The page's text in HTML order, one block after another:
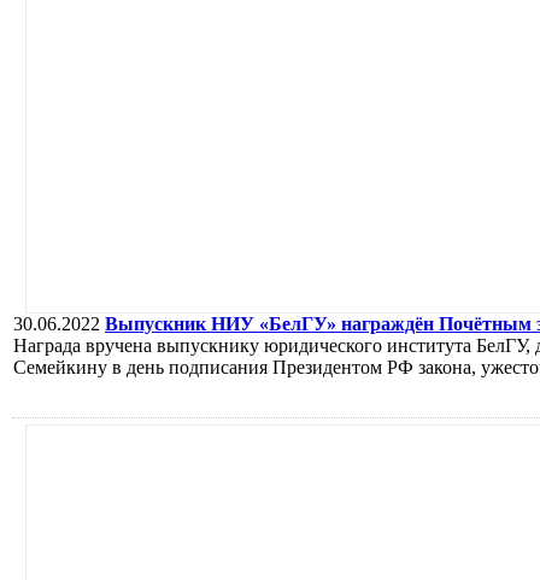
30.06.2022 Выпускник НИУ «БелГУ» награждён Почётным
Награда вручена выпускнику юридического института
Семейкину в день подписания Президентом РФ закона,